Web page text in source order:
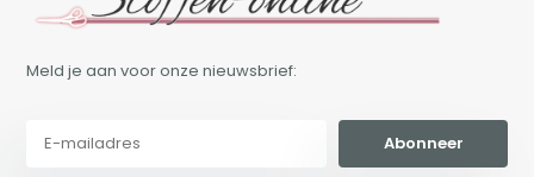
Meld je aan voor onze nieuwsbrief:
Abonneer